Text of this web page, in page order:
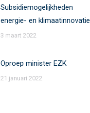
Subsidiemogelijkheden
energie- en klimaatinnovatie
3 maart 2022
Oproep minister EZK
21 januari 2022